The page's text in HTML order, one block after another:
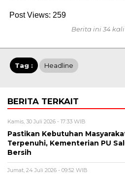
Post Views: 259
Berita ini 34
Tag : Headline
BERITA TERKAIT
Kamis, 30 Juli 2026 - 17:33 WIB
Pastikan Kebutuhan
Terpenuhi, Kementerian PU
Bersih
Jumat, 24 Juli 2026 - 09:52 WIB